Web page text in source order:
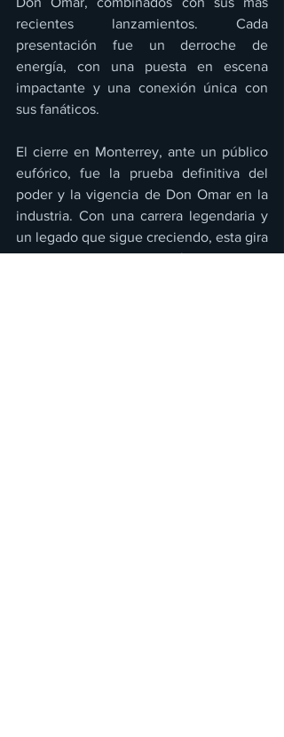
recientes lanzamientos. Cada
presentación fue un derroche de
energía, con una puesta en escena
impactante y una conexión única con
sus fanáticos.
El cierre en Monterrey, ante un público
eufórico, fue la prueba definitiva del
poder y la vigencia de Don Omar en la
industria. Con una carrera legendaria y
un legado que sigue creciendo, esta gira
marca un nuevo capítulo en su